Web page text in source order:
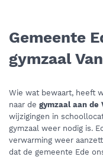
Gemeente
gymzaal
Wie wat bewaart, heeft
naar de gymzaal aan de
wijzigingen in
gymzaal weer nodig is.
verwarming weer
dat de gemeente Ede